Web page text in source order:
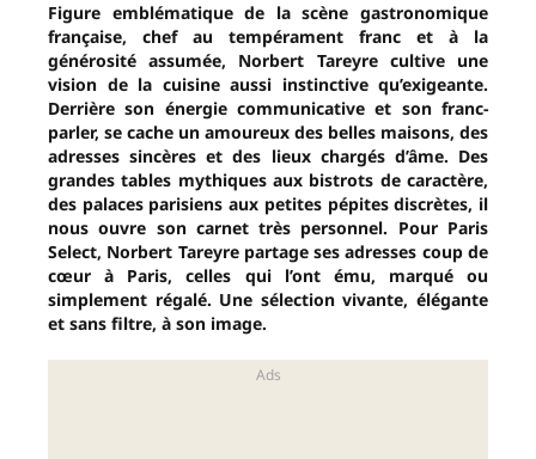
Figure emblématique de la scène gastronomique
française, chef au tempérament franc et à la
générosité assumée, Norbert Tareyre cultive une
vision de la cuisine aussi instinctive qu’exigeante.
Derrière son énergie communicative et son franc-
parler, se cache un amoureux des belles maisons, des
adresses sincères et des lieux chargés d’âme. Des
grandes tables mythiques aux bistrots de caractère,
des palaces parisiens aux petites pépites discrètes, il
nous ouvre son carnet très personnel. Pour Paris
Select, Norbert Tareyre partage ses adresses coup de
cœur à Paris, celles qui l’ont ému, marqué ou
simplement régalé. Une sélection vivante, élégante
et sans filtre, à son image.